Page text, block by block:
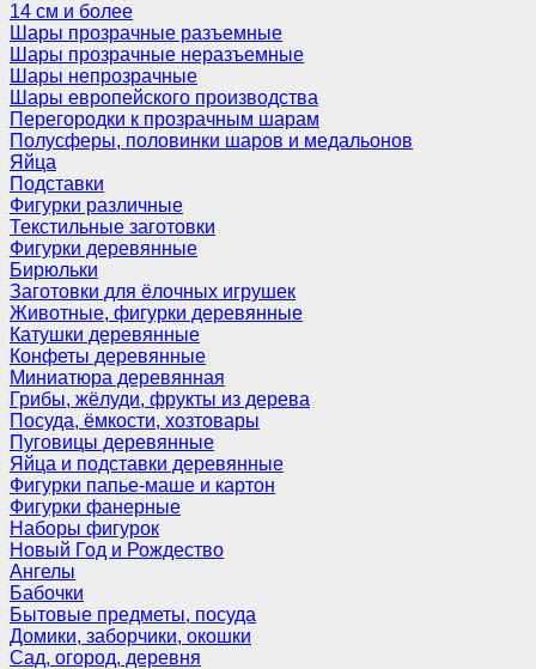
14 см и более
Шары прозрачные разъемные
Шары прозрачные неразъемные
Шары непрозрачные
Шары европейского производства
Перегородки к прозрачным шарам
Полусферы, половинки шаров и медальонов
Яйца
Подставки
Фигурки различные
Текстильные заготовки
Фигурки деревянные
Бирюльки
Заготовки для ёлочных игрушек
Животные, фигурки деревянные
Катушки деревянные
Конфеты деревянные
Миниатюра деревянная
Грибы, жёлуди, фрукты из дерева
Посуда, ёмкости, хозтовары
Пуговицы деревянные
Яйца и подставки деревянные
Фигурки папье-маше и картон
Фигурки фанерные
Наборы фигурок
Новый Год и Рождество
Ангелы
Бабочки
Бытовые предметы, посуда
Домики, заборчики, окошки
Сад, огород, деревня